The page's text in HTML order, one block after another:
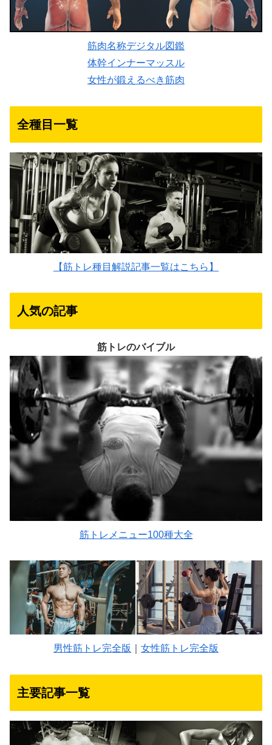
筋肉名称デジタル図鑑
体幹インナーマッスル
女性が鍛えるべき筋肉
全種目一覧
【筋トレ種目解説記事一覧はこちら】
人気の記事
筋トレのバイブル
筋トレメニュー100種大全
男性筋トレ完全版 女性筋トレ完全版
主要記事一覧